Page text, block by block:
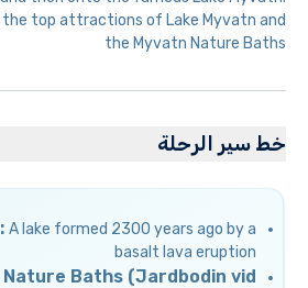
top attractions of Lake Myvatn and
the Myvatn Nature Baths
خط سير الرحلة
A lake formed 2300 years ago by a
basalt lava eruption
Nature Baths (Jardbodin vid